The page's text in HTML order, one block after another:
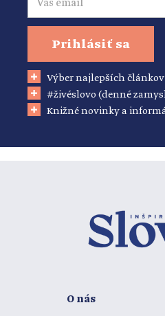
Prihlásiť sa
Výber najlepších článkov
#živéslovo (denné
Knižné novinky a
O nás